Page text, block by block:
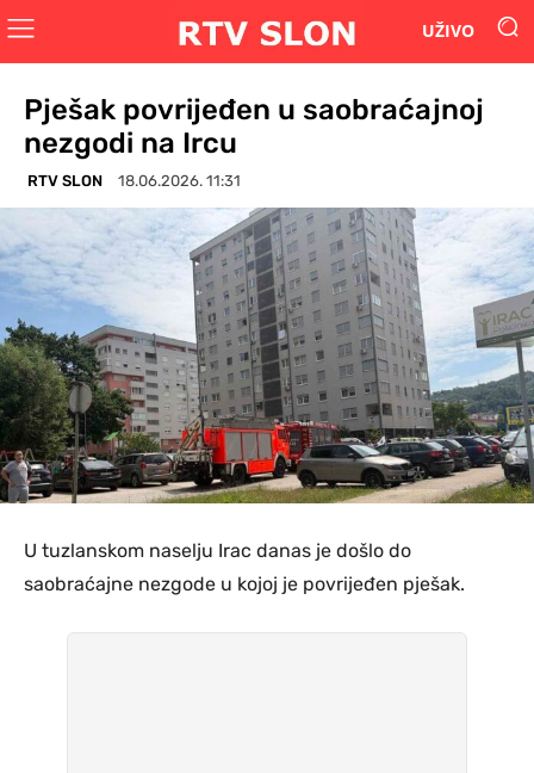
UŽIVO
Pješak povrijeđen u saobraćajnoj
nezgodi na Ircu
RTV SLON 18.06.2026. 11:31
U tuzlanskom naselju Irac danas je došlo do
saobraćajne nezgode u kojoj je povrijeđen pješak.